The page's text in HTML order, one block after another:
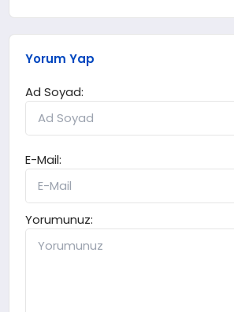
Yorum Yap
Ad Soyad:
E-Mail:
Yorumunuz: